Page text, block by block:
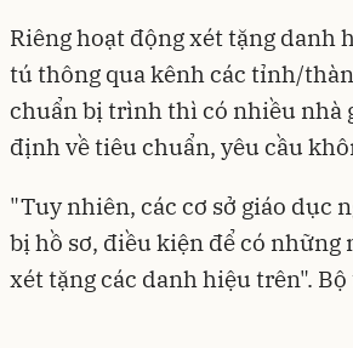
Riêng hoạt động xét tặng danh
tú thông qua kênh các tỉnh/
chuẩn bị trình thì có nhiều nhà
định về tiêu chuẩn, yêu cầu
"Tuy nhiên, các cơ sở giáo dục
bị hồ sơ, điều kiện để có
xét tặng các danh hiệu trên".